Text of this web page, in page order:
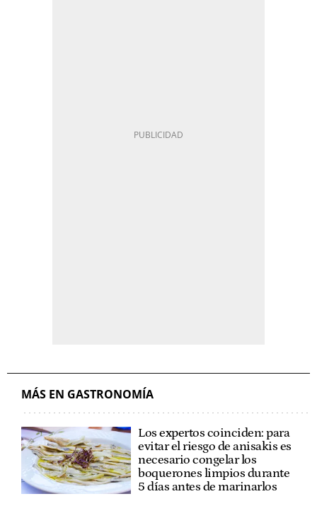
MÁS EN GASTRONOMÍA
Los expertos coinciden: para
evitar el riesgo de anisakis es
necesario congelar los
boquerones limpios durante
5 días antes de marinarlos